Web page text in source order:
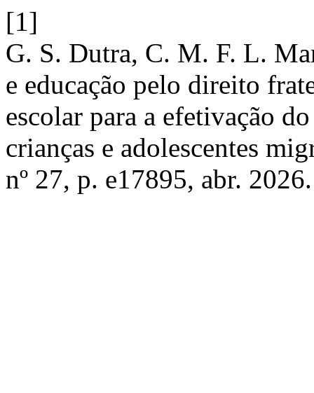
[1]
G. S. Dutra, C. M. F. L.
e educação pelo direito
escolar para a efetivação
crianças e adolescentes
nº 27, p. e17895, abr. 2026.